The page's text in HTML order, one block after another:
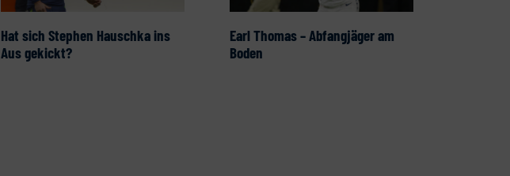
Hat sich Stephen Hauschka ins
Aus gekickt?
Earl Thomas – Abfangjäger am
Boden